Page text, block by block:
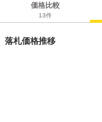
価格比較
13件
落札価格推移